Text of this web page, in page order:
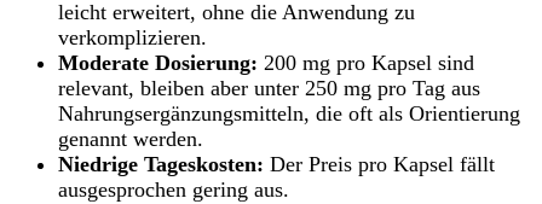
leicht erweitert, ohne die Anwendung zu
verkomplizieren.
Moderate Dosierung: 200 mg pro Kapsel sind
relevant, bleiben aber unter 250 mg pro Tag aus
Nahrungsergänzungsmitteln, die oft als Orientierung
genannt werden.
Niedrige Tageskosten: Der Preis pro Kapsel fällt
ausgesprochen gering aus.